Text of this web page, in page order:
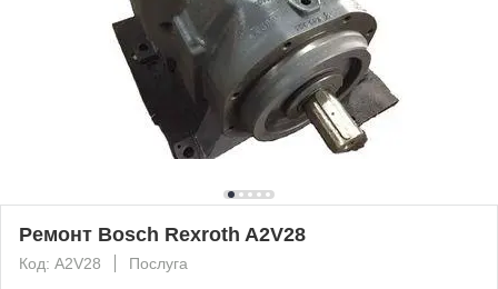
Ремонт Bosch Rexroth A2V28
Код: A2V28 Послуга